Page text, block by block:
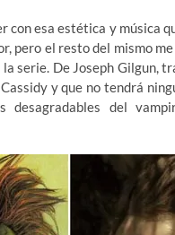
con esa estética y música
pero el resto del mismo
serie. De Joseph Gilgun,
y que no tendrá
desagradables del